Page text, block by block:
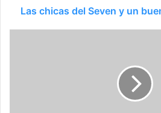
Las chicas del Seven y un